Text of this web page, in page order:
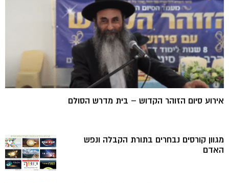
אירוע סיום הזוהר הקדוש – בית מדרש הסולם
מגוון קורסים נבחרים בתורת הקבלה ונפש
האדם